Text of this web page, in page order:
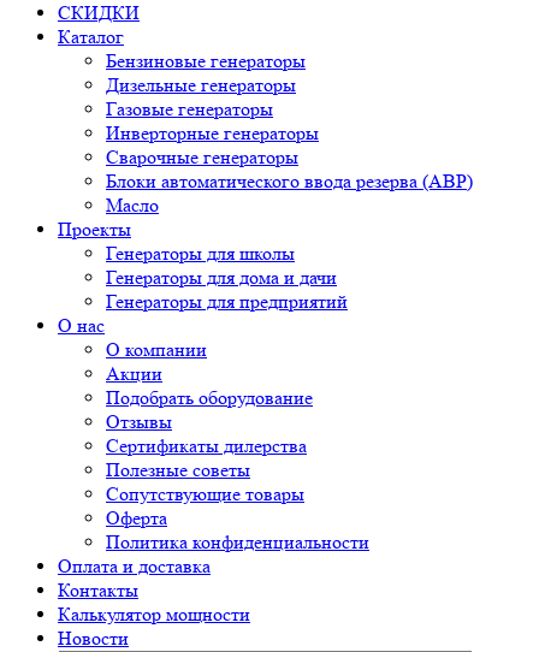
СКИДКИ
Каталог
Бензиновые генераторы
Дизельные генераторы
Газовые генераторы
Инверторные генераторы
Сварочные генераторы
Блоки автоматического ввода резерва (АВР)
Масло
Проекты
Генераторы для школы
Генераторы для дома и дачи
Генераторы для предприятий
О нас
О компании
Акции
Подобрать оборудование
Отзывы
Сертификаты дилерства
Полезные советы
Сопутствующие товары
Оферта
Политика конфиденциальности
Оплата и доставка
Контакты
Калькулятор мощности
Новости